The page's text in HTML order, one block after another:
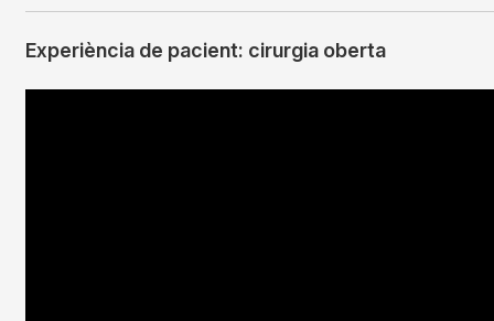
Experiència de pacient: cirurgia oberta